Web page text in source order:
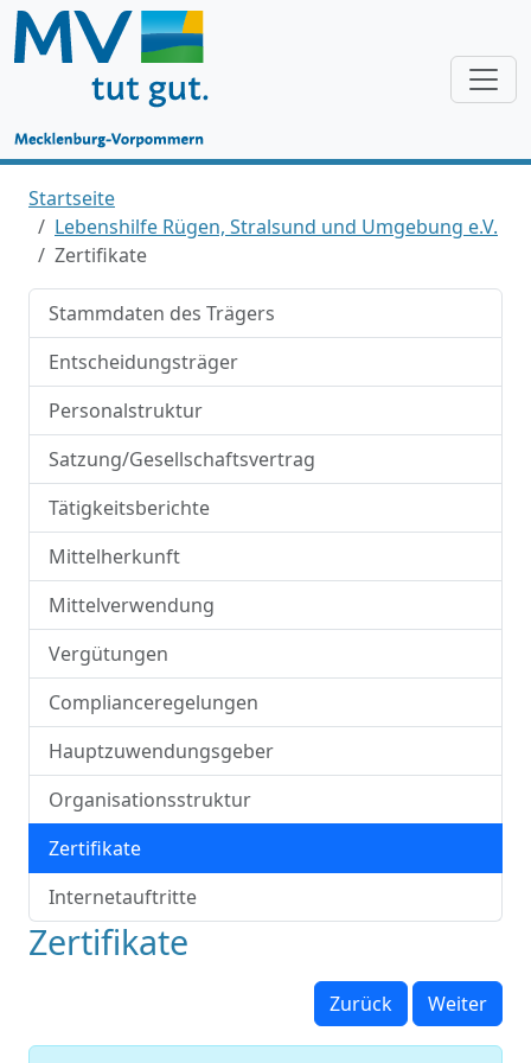
Startseite
Lebenshilfe Rügen, Stralsund und Umgebung e.V.
Zertifikate
Stammdaten des Trägers
Entscheidungsträger
Personalstruktur
Satzung/Gesellschaftsvertrag
Tätigkeitsberichte
Mittelherkunft
Mittelverwendung
Vergütungen
Complianceregelungen
Hauptzuwendungsgeber
Organisationsstruktur
Zertifikate
Internetauftritte
Zertifikate
Zurück Weiter